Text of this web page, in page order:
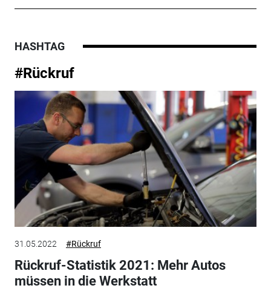
HASHTAG
#Rückruf
31.05.2022 #Rückruf
Rückruf-Statistik 2021: Mehr Autos
müssen in die Werkstatt